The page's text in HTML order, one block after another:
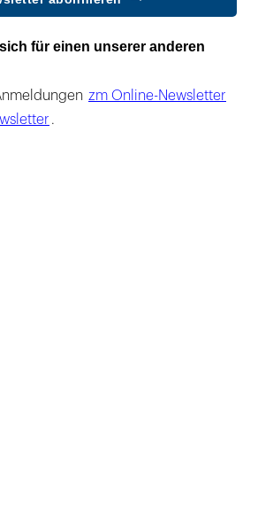
für einen unserer anderen
zm Online-Newsletter
.